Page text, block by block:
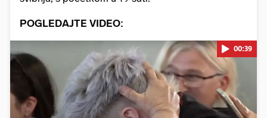
POGLEDAJTE VIDEO:
00:39